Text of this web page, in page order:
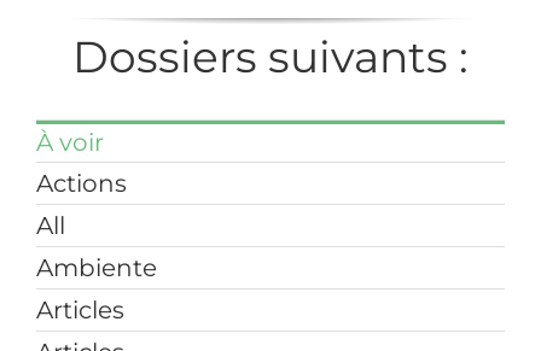
Dossiers suivants :
À voir
Actions
All
Ambiente
Articles